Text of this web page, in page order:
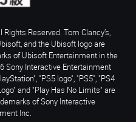
Reserved. Tom Clancy’s,
and the Ubisoft logo are
of Ubisoft Entertainment in the
Sony Interactive Entertainment
"PS5 logo", "PS5", "PS4
and "Play Has No Limits" are
of Sony Interactive
Inc.